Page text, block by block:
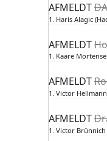
AFMELDT
1. Haris Alagic
AFMELDT
1. Kaare
AFMELDT
1. Victor
AFMELDT
1. Victor Brünnich